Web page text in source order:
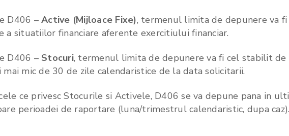
D406 – Active (Mijloace Fixe), termenul limita de depunere va fi
a situatiilor financiare aferente exercitiului financiar.
D406 – Stocuri, termenul limita de depunere va fi cel stabilit de
mic de 30 de zile calendaristice de la data solicitarii.
ce privesc Stocurile si Activele, D406 se va depune pana in
perioadei de raportare (luna/trimestrul calendaristic, dupa caz).